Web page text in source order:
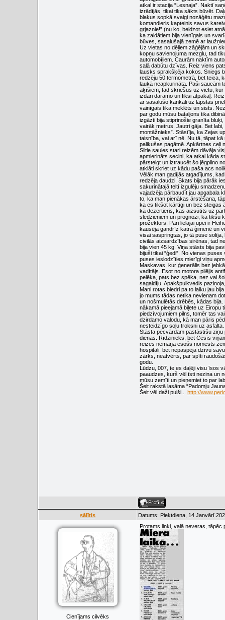
atkal ir stacija “Ļesnaja”. Naktī
izrādījās, tikai tika sākts būvēt.
blakus sopkā svaigi nozāģētu
komandieris kapteinis savus
grjaznie!” (nu ko, beidzot esiet
ka zaldātiem bija vienīgais un
būves, sasalušajā zemē ar
Uz vietas no dēļiem zāģējām un
kopņu savienojuma mezglu, tad
automobīļiem. Caurām naktīm
salā dabūtu dzīvas. Reiz viens
lausks sprakšķēja kokos. Sniegs
redzēju 50 termometrā, bet teica,
laukā neapkurināta. Paši saucām
āķīšiem, tad skriešus uz vietu, kur
izdari darāmo un fiksi atpakaļ.
ar sasalušo kankāli uz lāpstas
vainīgais tika meklēts un sists.
par godu mūsu bataljons tika
izgāzti bija stiprinošie granīta
vairāk metrus. Jautri gāja. Bet
montāžnieks”. Stāstīja, ka Zejas
taisnība, vai arī nē. Nu tā, tāpat
palikušas pagātnē. Apkārtnes ceļi
Siltie saules stari reizēm dāvāja
apmierināts secini, ka atkal kāda
pārsteigt un iztraucēt šo jēgpilno
atklāti skriet uz kādu paša acs
Vēlāk man gadījās atgadījums,
redzēja daudzi. Skats bija pārāk
sakurinātajā teltī izgulēju
vajadzēja pārbaudīt jau apgabala
to, ka man pienākas ārstēšana,
ka es tikšot kārtīgi un bez steigas
kā dezertieris, kas aizsūtīts uz
slēdzieniem un prognozi, ka tikšu
prožektors. Pāri lielajai upei ir
kausēja gandrīz katrā ģimenē un
visai saspringtas, jo tā puse
civilās aizsardzības sirēnas, tad
bija vien 45 kg. Viņa stāsts bija
bijuši tikai “ģedi”. No vienas
puses ieslodzīties mierīgi viņu
Maskavas, kur ģenerālis bez
vadītājs. Esot no motora pilējis
pelēka, pats bez spēka, nez vai
sagaidīju. Apakšpulkvedis
Mani rotas biedri pa to laiku jau
jo mums tādas netika nevienam
un nošmulētās drēbēs, kādas
nākamā pieejamā biļete uz Eiropu
piedzīvojumiem pilns, tomēr tas
dzirdamo valodu, kā man pāris
nesteidzīgo soļu troksni uz
Stāsta pēcvārdam pastāstīšu ziņu
dienas. Rīdzinieks, bet Cēsīs
reizes nemaņā esošs nomests
hospitāli, bet nepaspēja dzīvu
zārks, neatvērts, par spīti
godu.
Lūdzu, 007, te es daļēji visu īsos
paaudzes, kurš vēl īsti nezina un
mūsu zemīti un pieņemiet to par
Šeit rakstā lasāma “Padomju
Šeit vēl daži puiši... http://
sālītis Datums: Piektdiena,
Cienījams cilvēks
Protams linki, vaļā neveras, tāpēc